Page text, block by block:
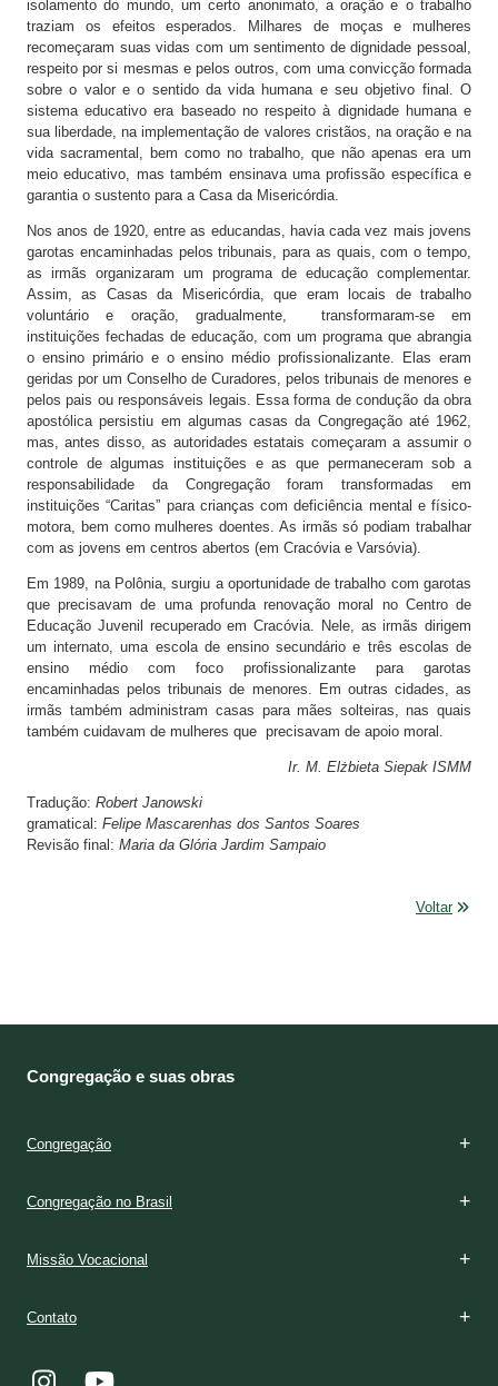
isolamento do mundo, um certo anonimato, a oração e o trabalho
traziam os efeitos esperados. Milhares de moças e mulheres
recomeçaram suas vidas com um sentimento de dignidade pessoal,
respeito por si mesmas e pelos outros, com uma convicção formada
sobre o valor e o sentido da vida humana e seu objetivo final. O
sistema educativo era baseado no respeito à dignidade humana e
sua liberdade, na implementação de valores cristãos, na oração e na
vida sacramental, bem como no trabalho, que não apenas era um
meio educativo, mas também ensinava uma profissão específica e
garantia o sustento para a Casa da Misericórdia.
Nos anos de 1920, entre as educandas, havia cada vez mais jovens
garotas encaminhadas pelos tribunais, para as quais, com o tempo,
as irmãs organizaram um programa de educação complementar.
Assim, as Casas da Misericórdia, que eram locais de trabalho
voluntário e oração, gradualmente, transformaram-se em
instituições fechadas de educação, com um programa que abrangia
o ensino primário e o ensino médio profissionalizante. Elas eram
geridas por um Conselho de Curadores, pelos tribunais de menores e
pelos pais ou responsáveis legais. Essa forma de condução da obra
apostólica persistiu em algumas casas da Congregação até 1962,
mas, antes disso, as autoridades estatais começaram a assumir o
controle de algumas instituições e as que permaneceram sob a
responsabilidade da Congregação foram transformadas em
instituições “Caritas” para crianças com deficiência mental e físico-
motora, bem como mulheres doentes. As irmãs só podiam trabalhar
com as jovens em centros abertos (em Cracóvia e Varsóvia).
Em 1989, na Polônia, surgiu a oportunidade de trabalho com garotas
que precisavam de uma profunda renovação moral no Centro de
Educação Juvenil recuperado em Cracóvia. Nele, as irmãs dirigem
um internato, uma escola de ensino secundário e três escolas de
ensino médio com foco profissionalizante para garotas
encaminhadas pelos tribunais de menores. Em outras cidades, as
irmãs também administram casas para mães solteiras, nas quais
também cuidavam de mulheres que precisavam de apoio moral.
Ir. M. Elżbieta Siepak ISMM
Tradução: Robert Janowski
gramatical: Felipe Mascarenhas dos Santos Soares
Revisão final: Maria da Glória Jardim Sampaio
Voltar
Congregação e suas obras
Congregação
Congregação no Brasil
Missão Vocacional
Contato